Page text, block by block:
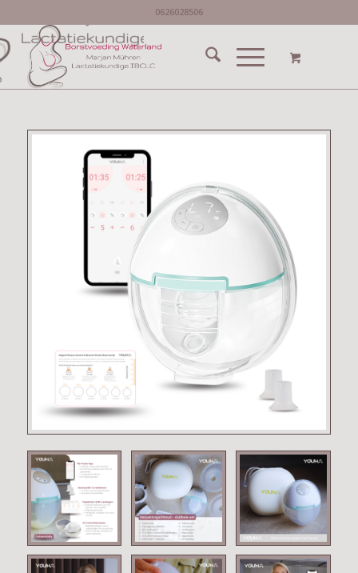
0626028506